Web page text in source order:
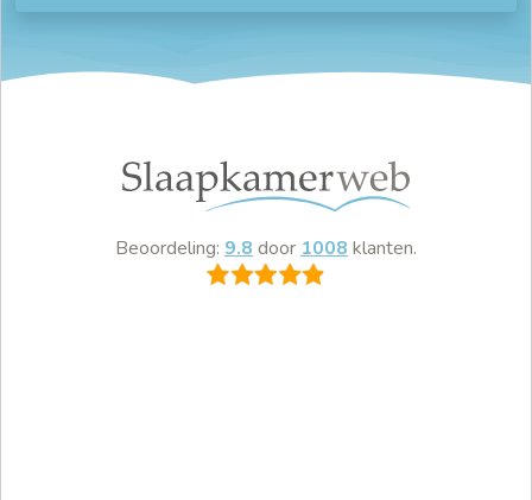
Beoordeling: 9.8door1008klanten.